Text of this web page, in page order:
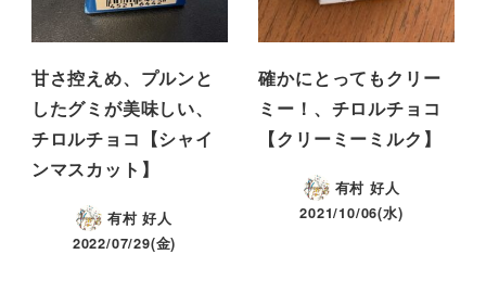
甘さ控えめ、プルンと
したグミが美味しい、
チロルチョコ【シャイ
ンマスカット】
有村 好人
2022/07/29(金)
確かにとってもクリー
ミー！、チロルチョコ
【クリーミーミルク】
有村 好人
2021/10/06(水)